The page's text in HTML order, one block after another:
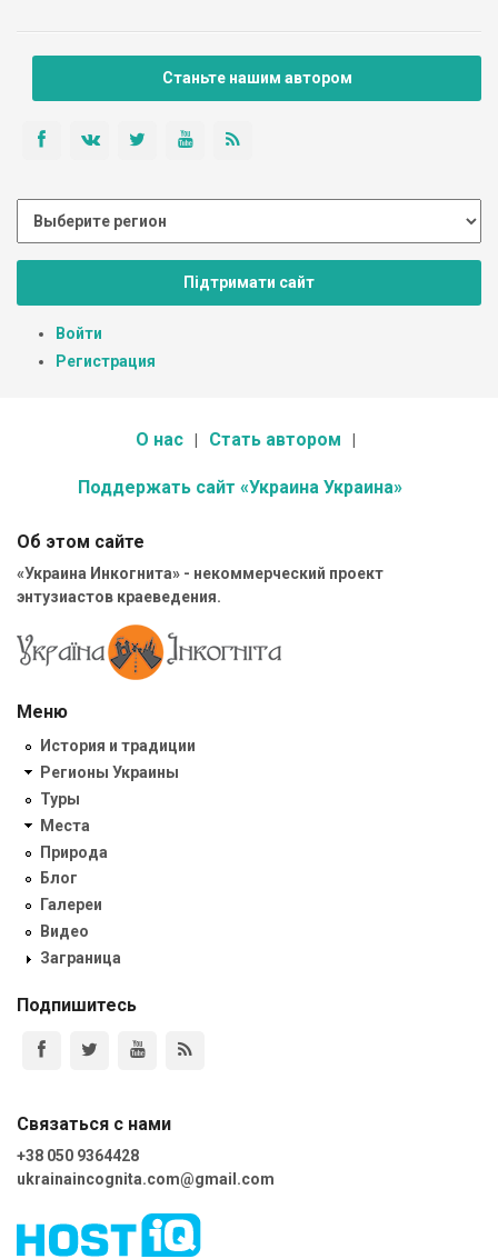
Станьте нашим автором
Підтримати сайт
Войти
Регистрация
О нас Стать автором
Поддержать сайт «Украина Украина»
Об этом сайте
«Украина Инкогнита» - некоммерческий проект
энтузиастов краеведения.
Меню
История и традиции
Регионы Украины
Туры
Места
Природа
Блог
Галереи
Видео
Заграница
Подпишитесь
Связаться с нами
+38 050 9364428
ukrainaincognita.com@gmail.com